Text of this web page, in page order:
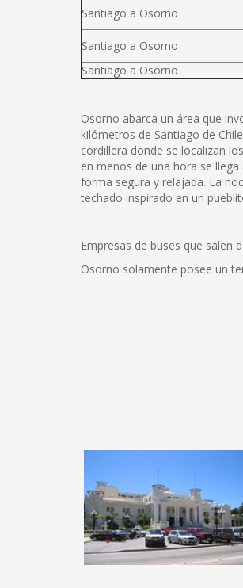
Santiago a Osorno
Santiago a Osorno
Santiago a Osorno
Osorno abarca un área que
kilómetros de Santiago de
cordillera donde se localizan
en menos de una hora se
forma segura y relajada. La
techado inspirado en un
Empresas de buses que salen
Osorno solamente posee un